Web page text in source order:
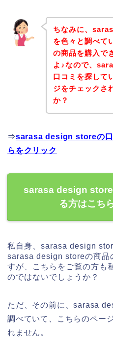
ちなみに、
を色々と調べ
の商品を購入で
よ♪なので、
口コミを探して
ジをチェックさ
か？
⇒sarasa design storeの口
らをクリック
sarasa design store
る方はこち
私自身、sarasa design
sarasa design storeの商品
すが、こちらをご覧の方も
のではないでしょうか？
ただ、その前に、sarasa
調べていて、こちらのペー
れません。